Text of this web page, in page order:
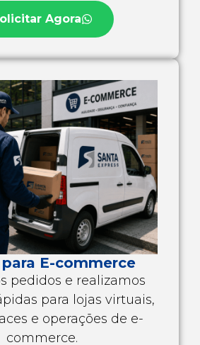
Agora
E-commerce
pedidos e realizamos
para lojas virtuais,
e operações de e-
commerce.